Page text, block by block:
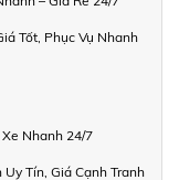
Tốt, Phục Vụ Nhanh
Nhanh 24/7
Tín, Giá Cạnh Tranh